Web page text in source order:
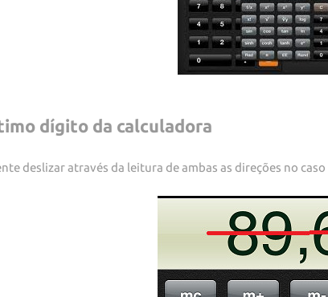
dígito da calculadora
deslizar através da leitura de ambas as direções no